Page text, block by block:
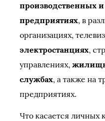
производственных
предприятиях, в
организациях,
электростанциях,
управлениях,
службах, а также на
предприятиях.
Что касается личных